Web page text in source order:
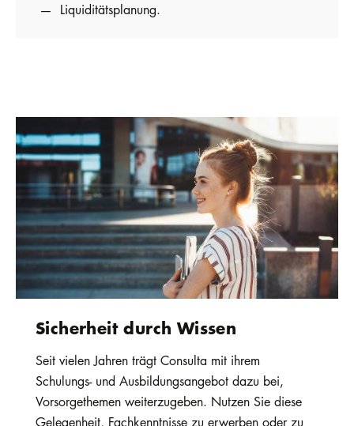
Liquiditätsplanung.
Sicherheit durch Wissen
Seit vielen Jahren trägt Consulta mit ihrem
Schulungs- und Ausbildungsangebot dazu bei,
Vorsorgethemen weiterzugeben. Nutzen Sie diese
Gelegenheit, Fachkenntnisse zu erwerben oder zu